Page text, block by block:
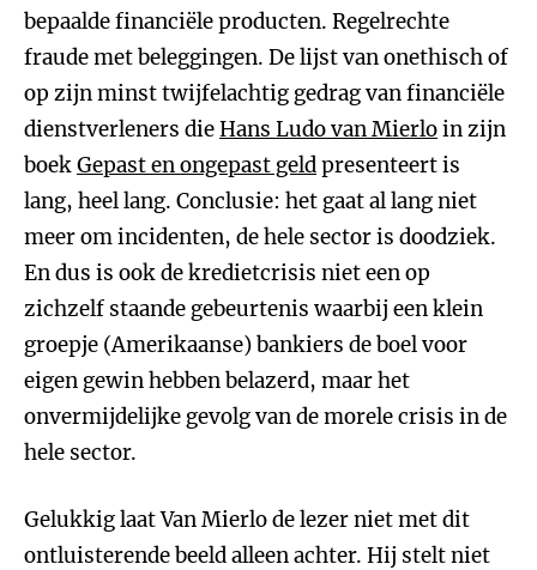
bepaalde financiële producten. Regelrechte
fraude met beleggingen. De lijst van onethisch of
op zijn minst twijfelachtig gedrag van financiële
dienstverleners dieHans Ludo van Mierloin zijn
boekGepast en ongepast geldpresenteert is
lang, heel lang. Conclusie: het gaat al lang niet
meer om incidenten, de hele sector is doodziek.
En dus is ook de kredietcrisis niet een op
zichzelf staande gebeurtenis waarbij een klein
groepje (Amerikaanse) bankiers de boel voor
eigen gewin hebben belazerd, maar het
onvermijdelijke gevolg van de morele crisis in de
hele sector.
Gelukkig laat Van Mierlo de lezer niet met dit
ontluisterende beeld alleen achter. Hij stelt niet